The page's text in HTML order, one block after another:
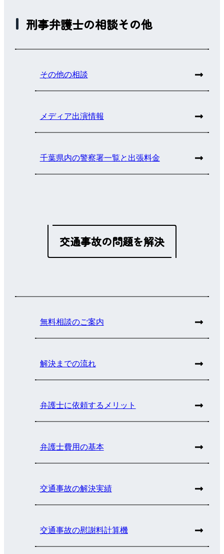
刑事弁護士の相談その他
その他の相談
メディア出演情報
千葉県内の警察署一覧と出張料金
交通事故の問題を解決
無料相談のご案内
解決までの流れ
弁護士に依頼するメリット
弁護士費用の基本
交通事故の解決実績
交通事故の慰謝料計算機